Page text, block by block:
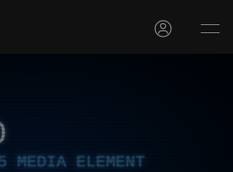
MEDIA ELEMENT